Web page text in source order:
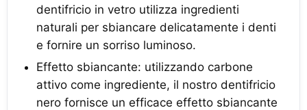
dentifricio in vetro utilizza ingredienti
naturali per sbiancare delicatamente i denti
e fornire un sorriso luminoso.
Effetto sbiancante: utilizzando carbone
attivo come ingrediente, il nostro dentifricio
nero fornisce un efficace effetto sbiancante